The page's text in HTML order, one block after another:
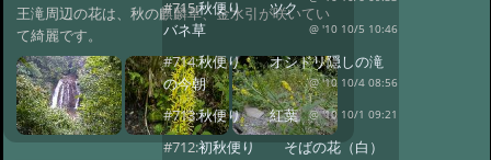
王滝周辺の花は、秋の麒麟草、金水引が咲いてい
て綺麗です。
#715:秋便り ツク
バネ草
@ '10 10/5 10:46
#714:秋便り オシドリ隠しの滝
の今朝
@ '10 10/4 08:56
#713:秋便り 紅葉 @ '10 10/1 09:21
#712:初秋便り そばの花（白）